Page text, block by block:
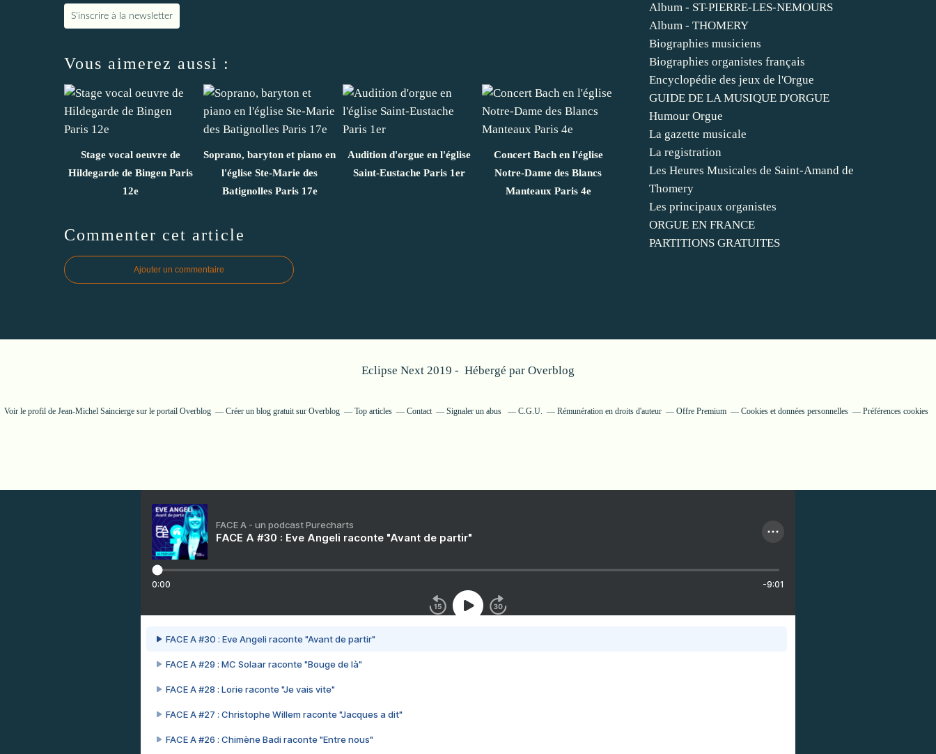
S'inscrire à la newsletter
Vous aimerez aussi :
Stage vocal oeuvre de
Hildegarde de Bingen Paris
12e
Soprano, baryton et piano en
l'église Ste-Marie des
Batignolles Paris 17e
Audition d'orgue en l'église
Saint-Eustache Paris 1er
Concert Bach en l'église
Notre-Dame des Blancs
Manteaux Paris 4e
Commenter cet article
Ajouter un commentaire
Album - ST-PIERRE-LES-NEMOURS
Album - THOMERY
Biographies musiciens
Biographies organistes français
Encyclopédie des jeux de l'Orgue
GUIDE DE LA MUSIQUE D'ORGUE
Humour Orgue
La gazette musicale
La registration
Les Heures Musicales de Saint-Amand de
Thomery
Les principaux organistes
ORGUE EN FRANCE
PARTITIONS GRATUITES
Eclipse Next 2019 - Hébergé par Overblog
Voir le profil de Jean-Michel Sainciergesur le portail Overblog Créer un blog gratuit sur Overblog Top articles Contact Signaler un abus C.G.U. Rémunération en droits d'auteur Offre Premium Cookies et données personnelles Préférences cookies
FACE A - un podcast Purecharts
FACE A #30 : Eve Angeli raconte "Avant de partir"
0:00 -9:01
FACE A #30 : Eve Angeli raconte "Avant de partir"
FACE A #29 : MC Solaar raconte "Bouge de là"
FACE A #28 : Lorie raconte "Je vais vite"
FACE A #27 : Christophe Willem raconte "Jacques a dit"
FACE A #26 : Chimène Badi raconte "Entre nous"